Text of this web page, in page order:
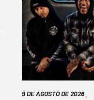
9 DE AGOSTO DE 2026